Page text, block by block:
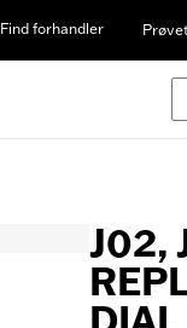
Find forhandler
J02,